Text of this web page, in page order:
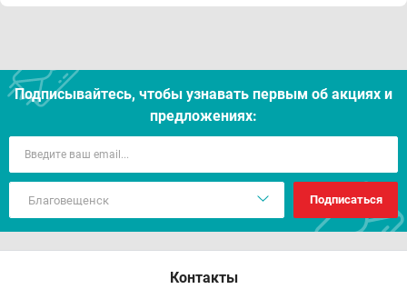
Подписывайтесь, чтобы узнавать первым об акцияx и
предложениях:
Подписаться
Контакты